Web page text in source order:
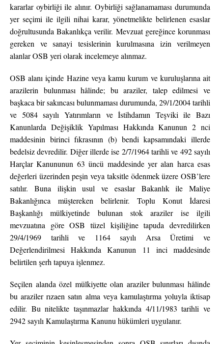
kararlar oybirliği ile alınır. Oybirliği sağlanamaması durumunda
yer seçimi ile ilgili nihai karar, yönetmelikte belirlenen esaslar
doğrultusunda Bakanlıkça verilir. Mevzuat gereğince korunması
gereken ve sanayi tesislerinin kurulmasına izin verilmeyen
alanlar OSB yeri olarak incelemeye alınmaz.
OSB alanı içinde Hazine veya kamu kurum ve kuruluşlarına ait
arazilerin bulunması hâlinde; bu araziler, talep edilmesi ve
başkaca bir sakıncası bulunmaması durumunda, 29/1/2004 tarihli
ve 5084 sayılı Yatırımların ve İstihdamın Teşviki ile Bazı
Kanunlarda Değişiklik Yapılması Hakkında Kanunun 2 nci
maddesinin birinci fıkrasının (b) bendi kapsamındaki illerde
bedelsiz devredilir. Diğer illerde ise 2/7/1964 tarihli ve 492 sayılı
Harçlar Kanununun 63 üncü maddesinde yer alan harca esas
değerleri üzerinden peşin veya taksitle ödenmek üzere OSB’lere
satılır. Buna ilişkin usul ve esaslar Bakanlık ile Maliye
Bakanlığınca müştereken belirlenir. Toplu Konut İdaresi
Başkanlığı mülkiyetinde bulunan stok araziler ise ilgili
mevzuatına göre OSB tüzel kişiliğine tapuda devredilirken
29/4/1969 tarihli ve 1164 sayılı Arsa Üretimi ve
Değerlendirilmesi Hakkında Kanunun 11 inci maddesinde
belirtilen şerh tapuya işlenmez.
Seçilen alanda özel mülkiyette olan araziler bulunması hâlinde
bu araziler rızaen satın alma veya kamulaştırma yoluyla iktisap
edilir. Bu nitelikte taşınmazlar hakkında 4/11/1983 tarihli ve
2942 sayılı Kamulaştırma Kanunu hükümleri uygulanır.